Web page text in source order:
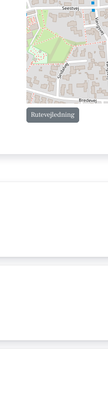
Rutevejledning